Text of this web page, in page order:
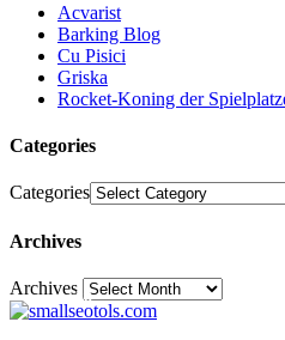
Acvarist
Barking Blog
Cu Pisici
Griska
Rocket-Koning der
Categories
Categories
Archives
Archives30